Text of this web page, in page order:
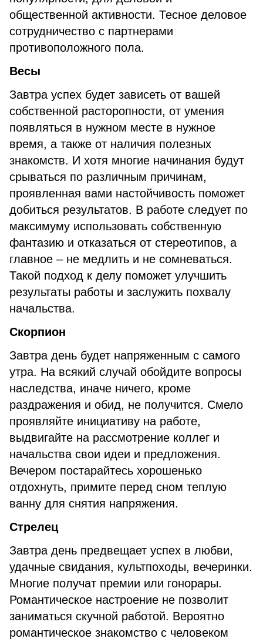
общественной активности. Тесное деловое
сотрудничество с партнерами
противоположного пола.
Весы
Завтра успех будет зависеть от вашей
собственной расторопности, от умения
появляться в нужном месте в нужное
время, а также от наличия полезных
знакомств. И хотя многие начинания будут
срываться по различным причинам,
проявленная вами настойчивость поможет
добиться результатов. В работе следует по
максимуму использовать собственную
фантазию и отказаться от стереотипов, а
главное – не медлить и не сомневаться.
Такой подход к делу поможет улучшить
результаты работы и заслужить похвалу
начальства.
Скорпион
Завтра день будет напряженным с самого
утра. На всякий случай обойдите вопросы
наследства, иначе ничего, кроме
раздражения и обид, не получится. Смело
проявляйте инициативу на работе,
выдвигайте на рассмотрение коллег и
начальства свои идеи и предложения.
Вечером постарайтесь хорошенько
отдохнуть, примите перед сном теплую
ванну для снятия напряжения.
Стрелец
Завтра день предвещает успех в любви,
удачные свидания, культпоходы, вечеринки.
Многие получат премии или гонорары.
Романтическое настроение не позволит
заниматься скучной работой. Вероятно
романтическое знакомство с человеком